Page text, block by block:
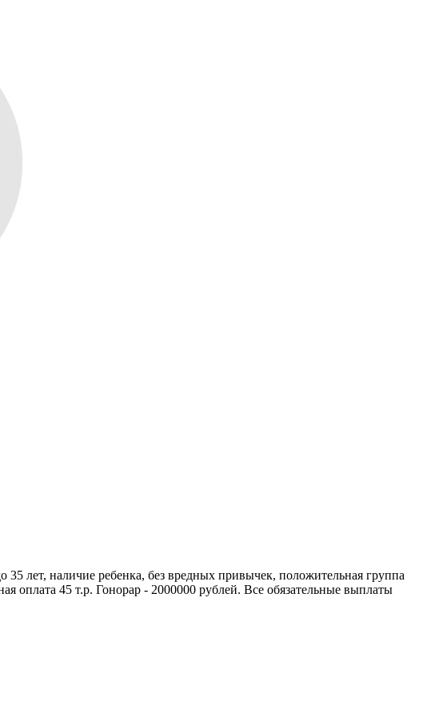
лет, наличие ребенка, без вредных привычек, положительная группа
оплата 45 т.р. Гонорар - 2000000 рублей. Все обязательные выплаты